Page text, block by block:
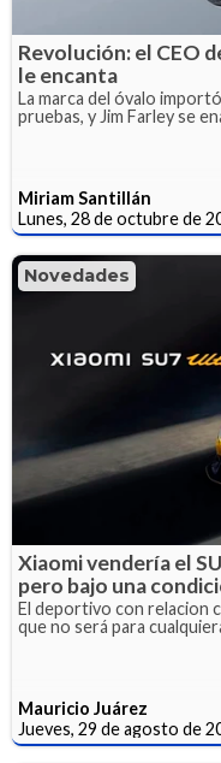
Revolución: el CEO
le encanta
La marca del óvalo
pruebas, y Jim Farley se
Miriam Santillán
Lunes, 28 de octubre de
Novedades
Xiaomi vendería el
pero bajo una
El deportivo con relacion
que no será para
Mauricio Juárez
Jueves, 29 de agosto de